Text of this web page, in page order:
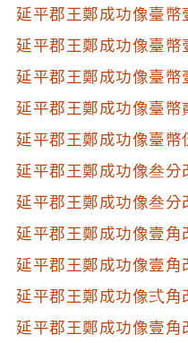
延平郡王鄭成功像臺幣
延平郡王鄭成功像臺幣
延平郡王鄭成功像臺幣
延平郡王鄭成功像臺幣
延平郡王鄭成功像臺幣
延平郡王鄭成功像叁分
延平郡王鄭成功像叁分
延平郡王鄭成功像壹角
延平郡王鄭成功像壹角
延平郡王鄭成功像弍角
延平郡王鄭成功像壹角